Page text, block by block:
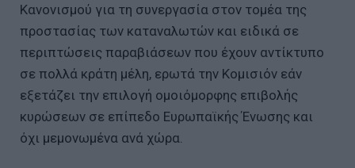
Κανονισμού για τη συνεργασία στον τομέα της
προστασίας των καταναλωτών και ειδικά σε
περιπτώσεις παραβιάσεων που έχουν αντίκτυπο
σε πολλά κράτη μέλη, ερωτά την Κομισιόν εάν
εξετάζει την επιλογή ομοιόμορφης επιβολής
κυρώσεων σε επίπεδο Ευρωπαϊκής Ένωσης και
όχι μεμονωμένα ανά χώρα.